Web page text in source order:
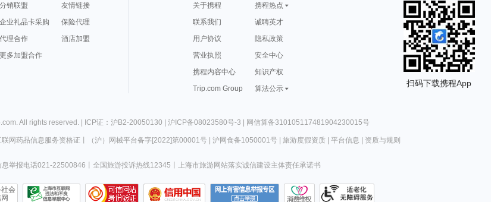
分销联盟
友情链接
企业礼品卡采购
保险代理
代理合作
酒店加盟
更多加盟合作
关于携程
携程热点
联系我们
诚聘英才
用户协议
隐私政策
营业执照
安全中心
携程内容中心
知识产权
Trip.com Group
算法公示
扫码下载携程App
. All rights reserved. | ICP证：沪B2-20050130 | 沪ICP备08023580号-3 | 网信算备310105117481904230015号
联网药品信息服务资格证 （沪）网械平台备字[2022]第00001号| 沪网食备1050001号| 旅游度假资质| 平台信息 资质与规则
息举报电话021-22500846 全国旅游投诉热线12345 上海市旅游网站落实诚信建设主体责任承诺书
会